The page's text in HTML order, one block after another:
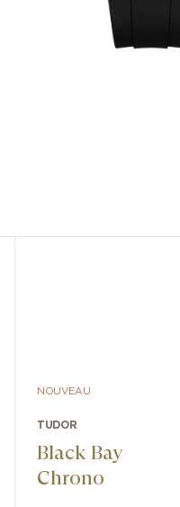
NOUVEAU
TUDOR
Black Bay
Chrono